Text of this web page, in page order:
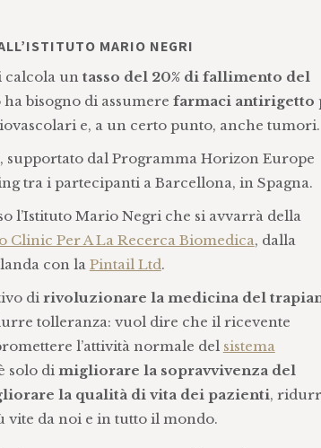
MARIO NEGRI
calcola un tasso del 20% di fallimento del
bisogno di assumere farmaci antirigetto
e, a un certo punto, anche tumori.
dal Programma Horizon Europe
tra i partecipanti a Barcellona, in Spagna.
l’Istituto Mario Negri che si avvarrà della
Clinic Per A La Recerca Biomedica, dalla
con la Pintail Ltd.
di rivoluzionare la medicina del
tolleranza: vuol dire che il ricevente
l’attività normale del sistema
solo di migliorare la sopravvivenza del
la qualità di vita dei pazienti,
vite da noi e in tutto il mondo.